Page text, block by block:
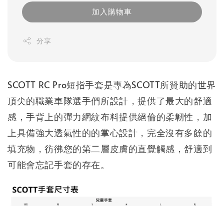
加入購物車
分享
SCOTT RC Pro短指手套是專為SCOTT所贊助的世界
頂尖的職業車隊選手們所設計，提供了最大的舒適
感，手背上的彈力網紋布料提供絕倫的柔韌性，加
上具備強大透氣性的的掌心設計，完全沒有多餘的
填充物，彷彿您的第二層皮膚的直覺觸感，舒適到
可能會忘記手套的存在。